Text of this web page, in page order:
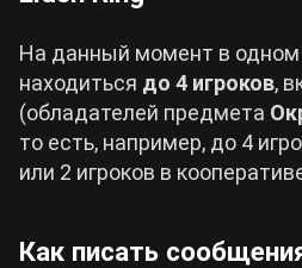
На данный момент в
находиться до 4 игроков,
(обладателей предмета
то есть, например, до 4
или 2 игроков в
Как писать